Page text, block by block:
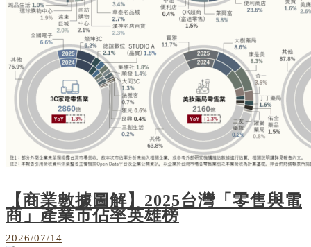
【商業數據圖解】2025台灣「零售與電
商」產業市佔率英雄榜
2026/07/14